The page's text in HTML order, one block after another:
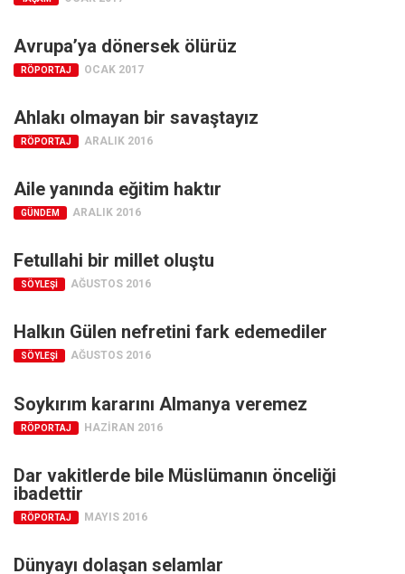
Avrupa’ya dönersek ölürüz
RÖPORTAJ OCAK 2017
Ahlakı olmayan bir savaştayız
RÖPORTAJ ARALIK 2016
Aile yanında eğitim haktır
GÜNDEM ARALIK 2016
Fetullahi bir millet oluştu
SÖYLEŞI AĞUSTOS 2016
Halkın Gülen nefretini fark edemediler
SÖYLEŞI AĞUSTOS 2016
Soykırım kararını Almanya veremez
RÖPORTAJ HAZIRAN 2016
Dar vakitlerde bile Müslümanın önceliği
ibadettir
RÖPORTAJ MAYIS 2016
Dünyayı dolaşan selamlar